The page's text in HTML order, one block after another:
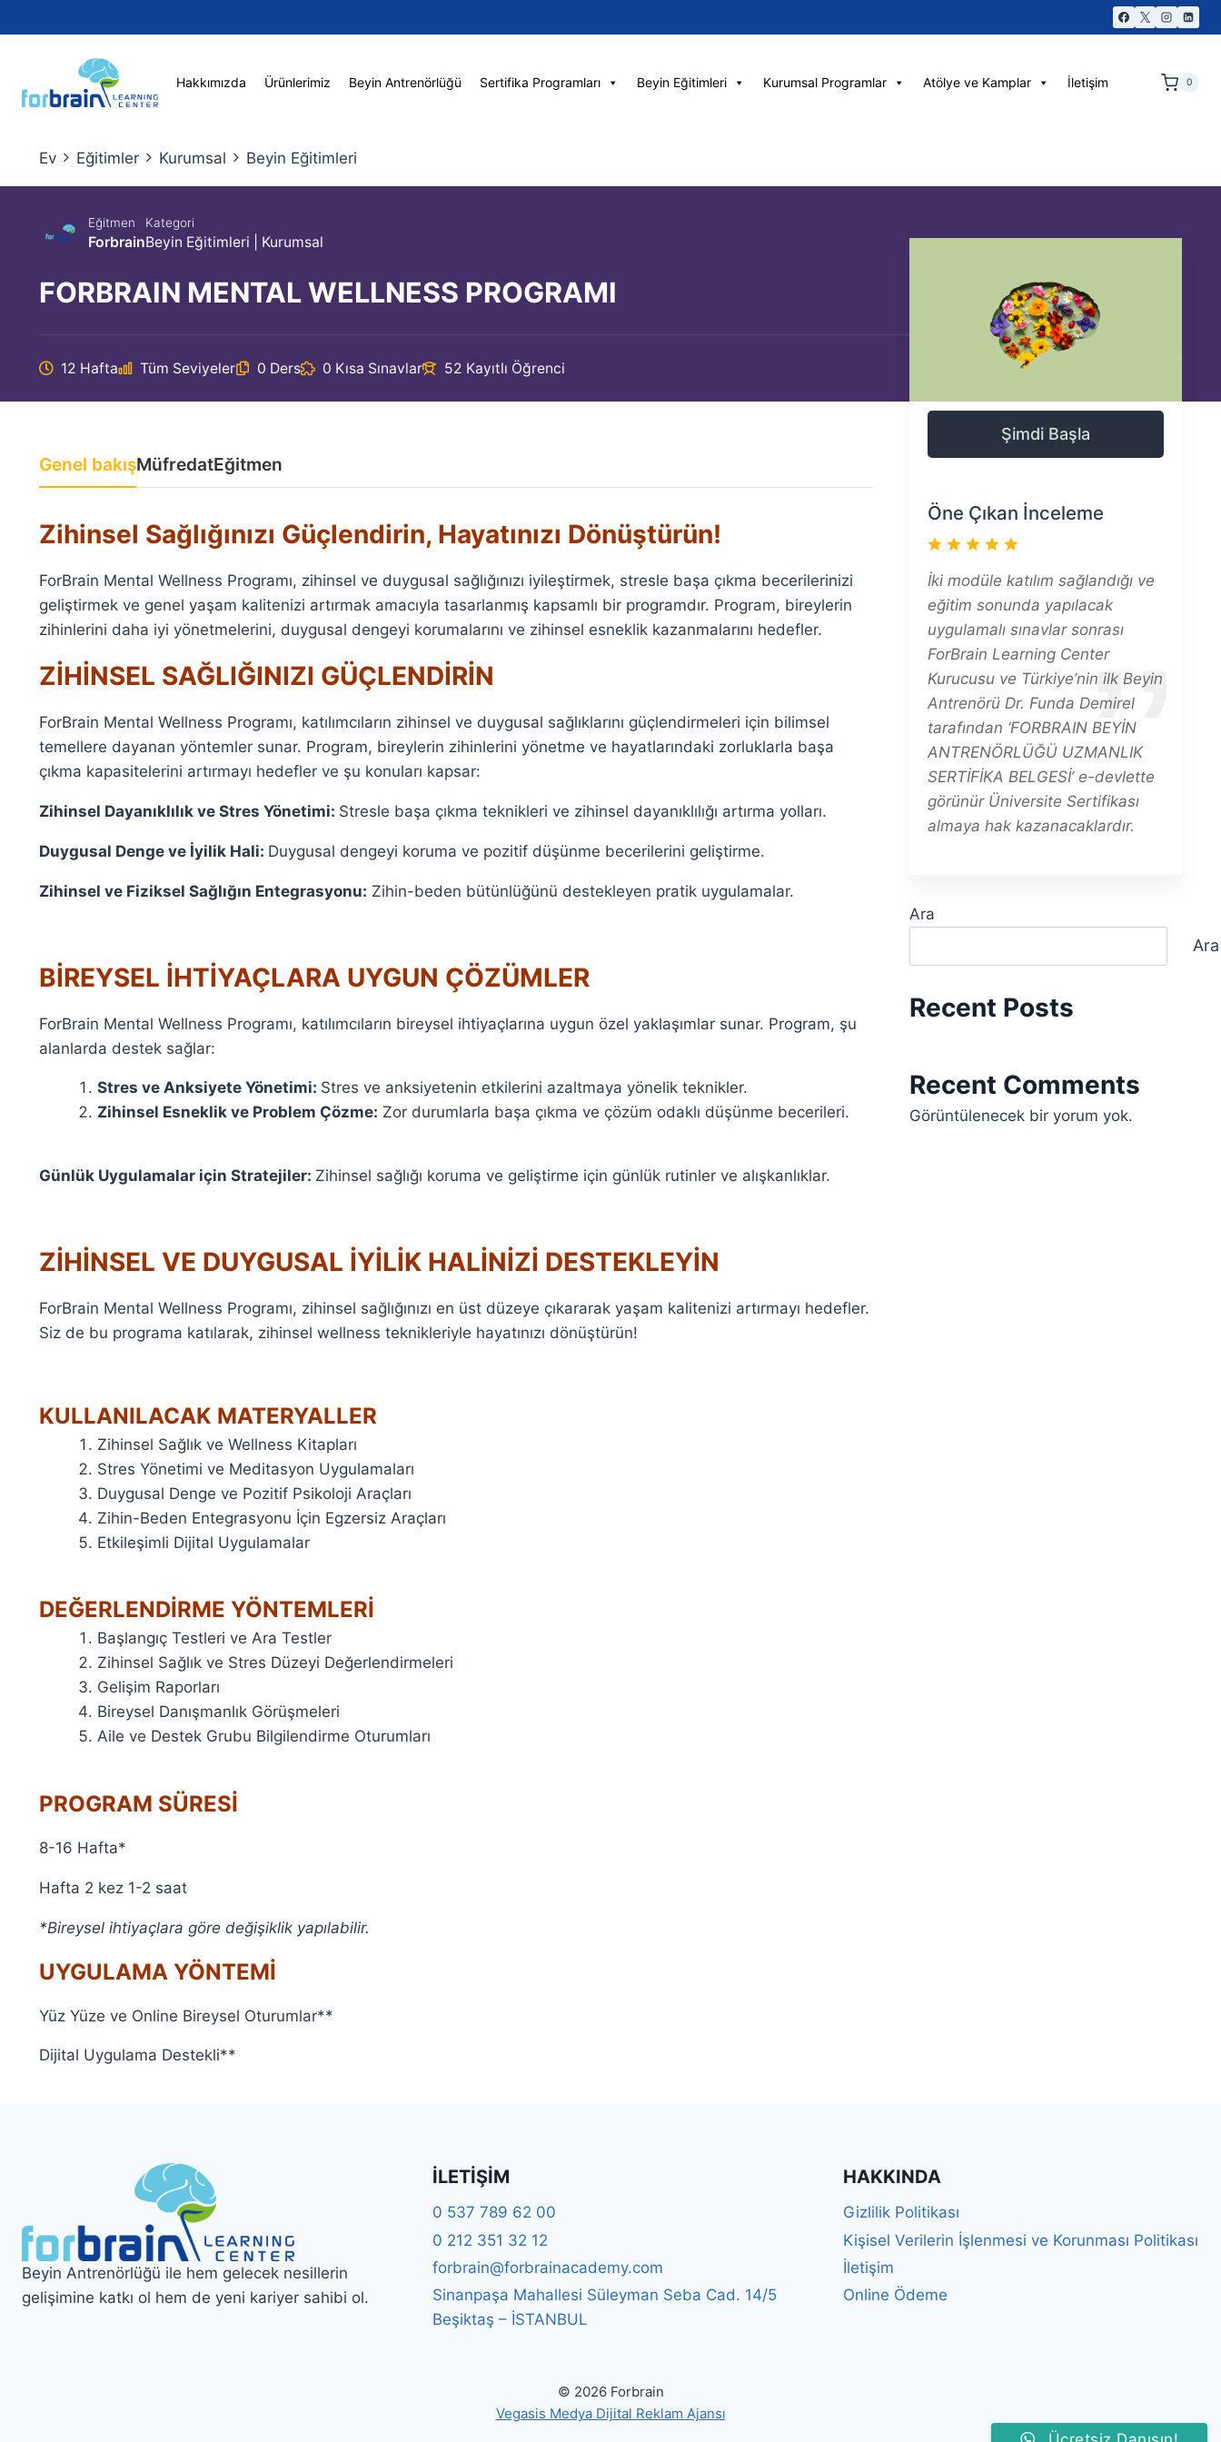
to
Hakkımızda Ürünlerimiz Beyin Antrenörlüğü Sertifika Programları Beyin Eğitimleri Kurumsal Programlar Atölye ve Kamplar İletişim 0
Ev Eğitimler Kurumsal Beyin Eğitimleri
Eğitmen
Forbrain
Kategori
Beyin Eğitimleri Kurumsal
FORBRAIN MENTAL WELLNESS PROGRAMI
12 Hafta Tüm Seviyeler 0 Ders 0 Kısa Sınavlar 52 Kayıtlı Öğrenci
Genel bakışMüfredatEğitmen
Zihinsel Sağlığınızı Güçlendirin, Hayatınızı Dönüştürün!
ForBrain Mental Wellness Programı, zihinsel ve duygusal sağlığınızı iyileştirmek, stresle başa çıkma becerilerinizi
geliştirmek ve genel yaşam kalitenizi artırmak amacıyla tasarlanmış kapsamlı bir programdır. Program, bireylerin
zihinlerini daha iyi yönetmelerini, duygusal dengeyi korumalarını ve zihinsel esneklik kazanmalarını hedefler.
ZİHİNSEL SAĞLIĞINIZI GÜÇLENDİRİN
ForBrain Mental Wellness Programı, katılımcıların zihinsel ve duygusal sağlıklarını güçlendirmeleri için bilimsel
temellere dayanan yöntemler sunar. Program, bireylerin zihinlerini yönetme ve hayatlarındaki zorluklarla başa
çıkma kapasitelerini artırmayı hedefler ve şu konuları kapsar:
Zihinsel Dayanıklılık ve Stres Yönetimi: Stresle başa çıkma teknikleri ve zihinsel dayanıklılığı artırma yolları.
Duygusal Denge ve İyilik Hali: Duygusal dengeyi koruma ve pozitif düşünme becerilerini geliştirme.
Zihinsel ve Fiziksel Sağlığın Entegrasyonu: Zihin-beden bütünlüğünü destekleyen pratik uygulamalar.
BİREYSEL İHTİYAÇLARA UYGUN ÇÖZÜMLER
ForBrain Mental Wellness Programı, katılımcıların bireysel ihtiyaçlarına uygun özel yaklaşımlar sunar. Program, şu
alanlarda destek sağlar:
Stres ve Anksiyete Yönetimi: Stres ve anksiyetenin etkilerini azaltmaya yönelik teknikler.
Zihinsel Esneklik ve Problem Çözme: Zor durumlarla başa çıkma ve çözüm odaklı düşünme becerileri.
Günlük Uygulamalar için Stratejiler: Zihinsel sağlığı koruma ve geliştirme için günlük rutinler ve alışkanlıklar.
ZİHİNSEL VE DUYGUSAL İYİLİK HALİNİZİ DESTEKLEYİN
ForBrain Mental Wellness Programı, zihinsel sağlığınızı en üst düzeye çıkararak yaşam kalitenizi artırmayı hedefler.
Siz de bu programa katılarak, zihinsel wellness teknikleriyle hayatınızı dönüştürün!
KULLANILACAK MATERYALLER
Zihinsel Sağlık ve Wellness Kitapları
Stres Yönetimi ve Meditasyon Uygulamaları
Duygusal Denge ve Pozitif Psikoloji Araçları
Zihin-Beden Entegrasyonu İçin Egzersiz Araçları
Etkileşimli Dijital Uygulamalar
DEĞERLENDİRME YÖNTEMLERİ
Başlangıç Testleri ve Ara Testler
Zihinsel Sağlık ve Stres Düzeyi Değerlendirmeleri
Gelişim Raporları
Bireysel Danışmanlık Görüşmeleri
Aile ve Destek Grubu Bilgilendirme Oturumları
PROGRAM SÜRESİ
8-16 Hafta*
Hafta 2 kez 1-2 saat
*Bireysel ihtiyaçlara göre değişiklik yapılabilir.
UYGULAMA YÖNTEMİ
Yüz Yüze ve Online Bireysel Oturumlar**
Dijital Uygulama Destekli**
Şimdi Başla
Öne Çıkan İnceleme
İki modüle katılım sağlandığı ve
eğitim sonunda yapılacak
uygulamalı sınavlar sonrası
ForBrain Learning Center
Kurucusu ve Türkiye’nin ilk Beyin
Antrenörü Dr. Funda Demirel
tarafından ‘FORBRAIN BEYİN
ANTRENÖRLÜĞÜ UZMANLIK
SERTİFİKA BELGESİ’ e-devlette
görünür Üniversite Sertifikası
almaya hak kazanacaklardır.
Ara
Ara
Recent Posts
Recent Comments
Görüntülenecek bir yorum yok.
Beyin Antrenörlüğü ile hem gelecek nesillerin
gelişimine katkı ol hem de yeni kariyer sahibi ol.
İLETIŞIM
0 537 789 62 00
0 212 351 32 12
forbrain@forbrainacademy.com
Sinanpaşa Mahallesi Süleyman Seba Cad. 14/5
Beşiktaş – İSTANBUL
HAKKINDA
Gizlilik Politikası
Kişisel Verilerin İşlenmesi ve Korunması Politikası
İletişim
Online Ödeme
© 2026 Forbrain
Vegasis Medya Dijital Reklam Ajansı